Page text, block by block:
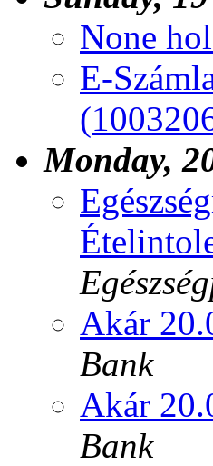
None
E-
Monday,
Akár
Bank
Akár
Bank